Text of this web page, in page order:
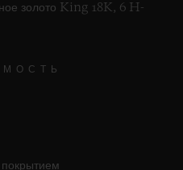
золото King 18K, 6 H-